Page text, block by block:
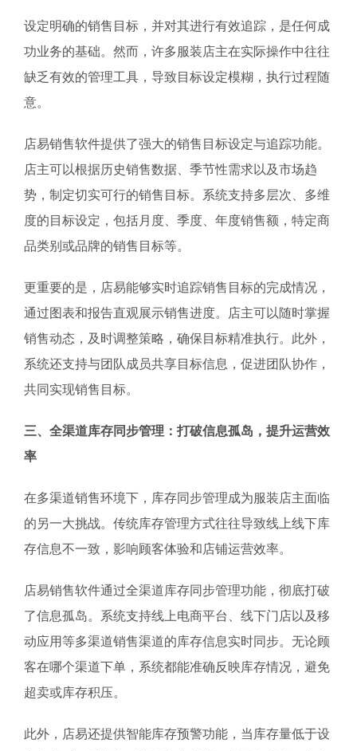
设定明确的销售目标，并对其进行有效追踪，是任何成
功业务的基础。然而，许多服装店主在实际操作中往往
缺乏有效的管理工具，导致目标设定模糊，执行过程随
意。
店易销售软件提供了强大的销售目标设定与追踪功能。
店主可以根据历史销售数据、季节性需求以及市场趋
势，制定切实可行的销售目标。系统支持多层次、多维
度的目标设定，包括月度、季度、年度销售额，特定商
品类别或品牌的销售目标等。
更重要的是，店易能够实时追踪销售目标的完成情况，
通过图表和报告直观展示销售进度。店主可以随时掌握
销售动态，及时调整策略，确保目标精准执行。此外，
系统还支持与团队成员共享目标信息，促进团队协作，
共同实现销售目标。
三、全渠道库存同步管理：打破信息孤岛，提升运营效
率
在多渠道销售环境下，库存同步管理成为服装店主面临
的另一大挑战。传统库存管理方式往往导致线上线下库
存信息不一致，影响顾客体验和店铺运营效率。
店易销售软件通过全渠道库存同步管理功能，彻底打破
了信息孤岛。系统支持线上电商平台、线下门店以及移
动应用等多渠道销售渠道的库存信息实时同步。无论顾
客在哪个渠道下单，系统都能准确反映库存情况，避免
超卖或库存积压。
此外，店易还提供智能库存预警功能，当库存量低于设